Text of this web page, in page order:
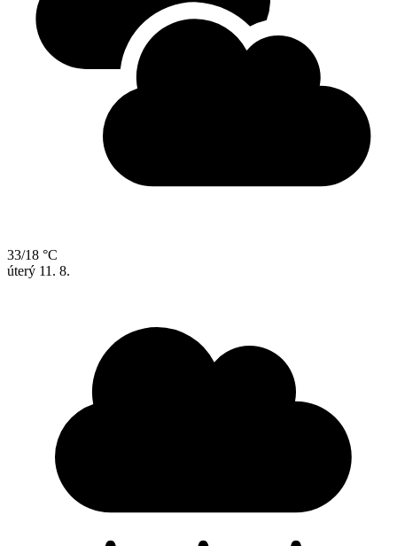
33/18 °C
úterý 11. 8.